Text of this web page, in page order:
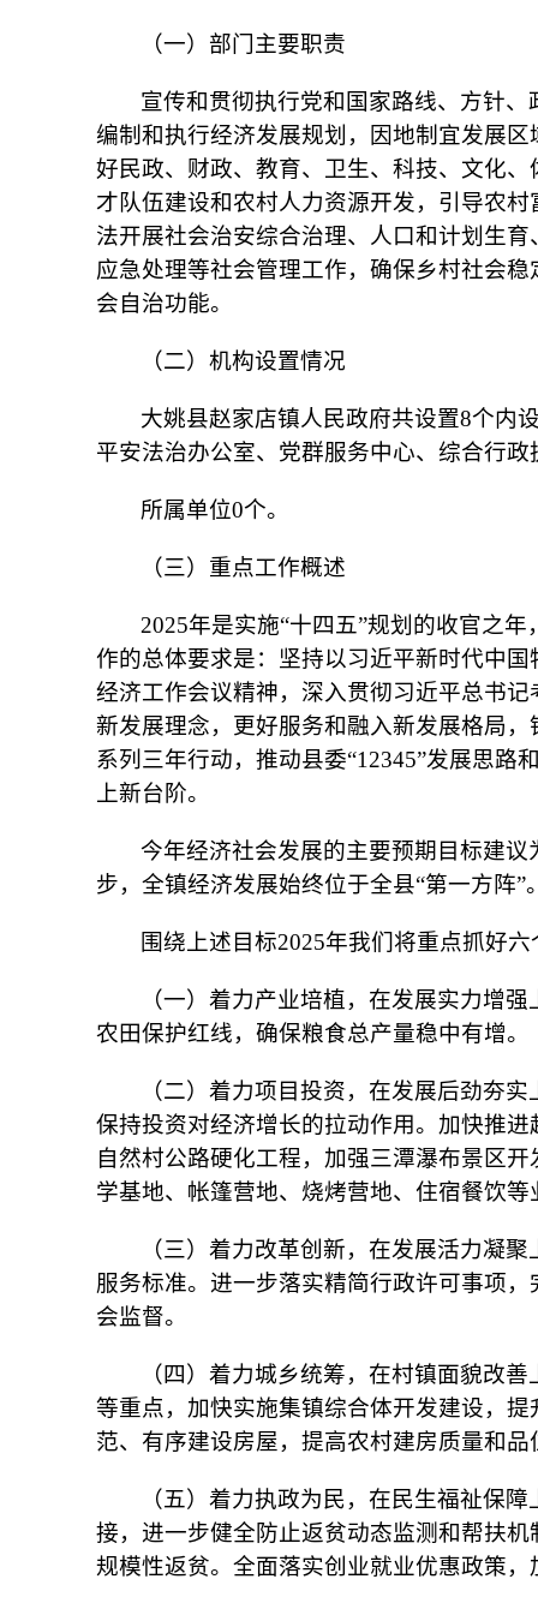
（一）部门主要职责
宣传和贯彻执行党和国家路线、方针
编制和执行经济发展规划，因地制宜发展
好民政、财政、教育、卫生、科技、文化
才队伍建设和农村人力资源开发，引导农
法开展社会治安综合治理、人口和计划生
应急处理等社会管理工作，确保乡村社会
会自治功能。
（二）机构设置情况
大姚县赵家店镇人民政府共设置8个内
平安法治办公室、党群服务中心、综合行
所属单位0个。
（三）重点工作概述
2025年是实施“十四五”规划的收官之
作的总体要求是：坚持以习近平新时代中
经济工作会议精神，深入贯彻习近平总书
新发展理念，更好服务和融入新发展格局
系列三年行动，推动县委“12345”发展思路
上新台阶。
今年经济社会发展的主要预期目标建
步，全镇经济发展始终位于全县“第一方阵”
围绕上述目标2025年我们将重点抓好
（一）着力产业培植，在发展实力增
农田保护红线，确保粮食总产量稳中有增。
（二）着力项目投资，在发展后劲夯
保持投资对经济增长的拉动作用。加快推
自然村公路硬化工程，加强三潭瀑布景区
学基地、帐篷营地、烧烤营地、住宿餐饮
（三）着力改革创新，在发展活力凝
服务标准。进一步落实精简行政许可事项
会监督。
（四）着力城乡统筹，在村镇面貌改
等重点，加快实施集镇综合体开发建设，
范、有序建设房屋，提高农村建房质量和品
（五）着力执政为民，在民生福祉保
接，进一步健全防止返贫动态监测和帮扶
规模性返贫。全面落实创业就业优惠政策